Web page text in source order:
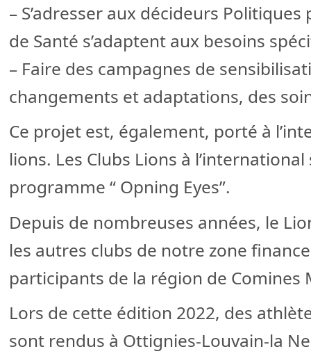
– S’adresser aux décideurs
de Santé s’adaptent aux besoins
– Faire des campagnes de
changements et adaptations, des
Ce projet est, également, porté à
lions. Les Clubs Lions à
programme “ Opning Eyes”.
Depuis de nombreuses années, le
les autres clubs de notre zone
participants de la région de Comines
Lors de cette édition 2022, des
sont rendus à Ottignies-Louvain-la